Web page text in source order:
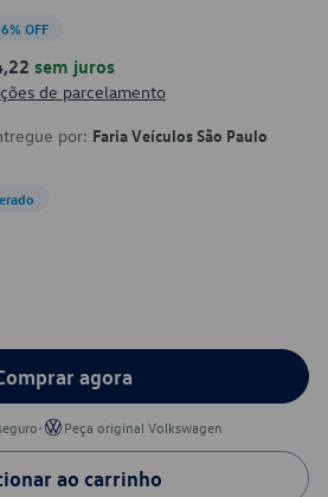
OFF
sem juros
de parcelamento
por: Faria Veículos São Paulo
agora
• Peça original Volkswagen
ao carrinho